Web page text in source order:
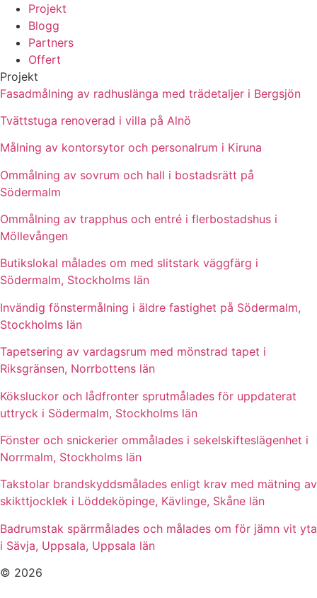
Projekt
Blogg
Partners
Offert
Projekt
Fasadmålning av radhuslänga med trädetaljer i Bergsjön
Tvättstuga renoverad i villa på Alnö
Målning av kontorsytor och personalrum i Kiruna
Ommålning av sovrum och hall i bostadsrätt på
Södermalm
Ommålning av trapphus och entré i flerbostadshus i
Möllevången
Butikslokal målades om med slitstark väggfärg i
Södermalm, Stockholms län
Invändig fönstermålning i äldre fastighet på Södermalm,
Stockholms län
Tapetsering av vardagsrum med mönstrad tapet i
Riksgränsen, Norrbottens län
Köksluckor och lådfronter sprutmålades för uppdaterat
uttryck i Södermalm, Stockholms län
Fönster och snickerier ommålades i sekelskifteslägenhet i
Norrmalm, Stockholms län
Takstolar brandskyddsmålades enligt krav med mätning av
skikttjocklek i Löddeköpinge, Kävlinge, Skåne län
Badrumstak spärrmålades och målades om för jämn vit yta
i Sävja, Uppsala, Uppsala län
© 2026